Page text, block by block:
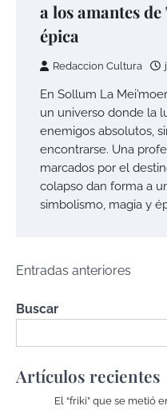
a los amantes
épica
Redaccion Cultura
En Sollum La
un universo donde la
enemigos absolutos,
encontrarse. Una
marcados por el
colapso dan forma a
simbolismo, magia y
Navegación
entradas
Entradas anteriores
Buscar
Artículos recientes
El “friki” que se metió